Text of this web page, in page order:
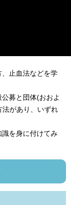
止血法などを学
募と団体(おおよ
法があり、いずれ
を身に付けてみ